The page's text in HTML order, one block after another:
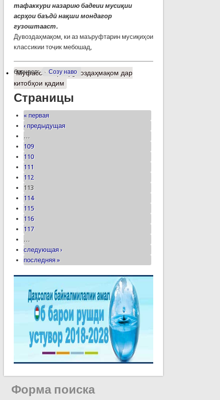
тафаккури назарию бадеии мусиқии
асрҳои баъдӣ нақши мондагор
гузоштааст.
Дувоздаҳмақом, ки аз маъруфтарин мусиқиҳои
классикии тоҷик мебошад,
барчасп: Созу наво
Муфассалтаро Дувоздаҳмақом дар
китобҳои қадим
Страницы
« первая
‹ предыдущая
…
109
110
111
112
113
114
115
116
117
…
следующая ›
последняя »
Форма поиска